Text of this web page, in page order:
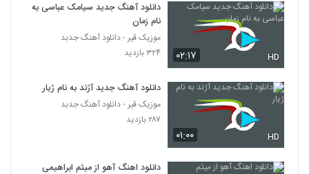
دانلود آهنگ اهورا جاوید عاشقتم 2
5744
دانلود آهنگ مجتبی شاه علی مو خرمایی
موزیک زیبای به حالم نظر کن از بابک بابایی
۲۵۶ بازدید
۰۲:۱۷ HD
دانلود آهنگ جدید سیامک عباسی به
نام زمان
موزیک قیر - دانلود آهنگ جدبد
۳۲۴ بازدید
۰۱:۰۰ HD
دانلود آهنگ جدید آژند به نام ژیار
موزیک قیر - دانلود آهنگ جدبد
۲۸۷ بازدید
دانلود اهنگ آهو از میثم ابراهیمی